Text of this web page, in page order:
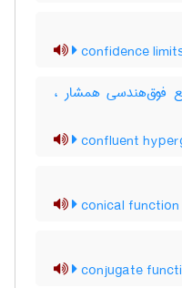
confidence
فوق‌هندسی همشار ،
confluent
conical function
conjugate